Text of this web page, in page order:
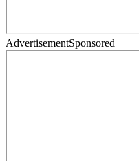
AdvertisementSponsored